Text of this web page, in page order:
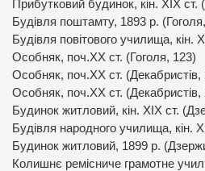
Прибутковий будинок, кін. ХІХ ст.
Будівля поштамту, 1893 р.
Будівля повітового училища, кін.
Особняк, поч.ХХ ст. (Гоголя, 123)
Особняк, поч.ХХ ст. (Декабристів,
Особняк, поч.ХХ ст. (Декабристів,
Будинок житловий, кін. ХІХ ст.
Будівля народного училища, кін.
Будинок житловий, 1899 р.
Колишнє ремісниче грамотне